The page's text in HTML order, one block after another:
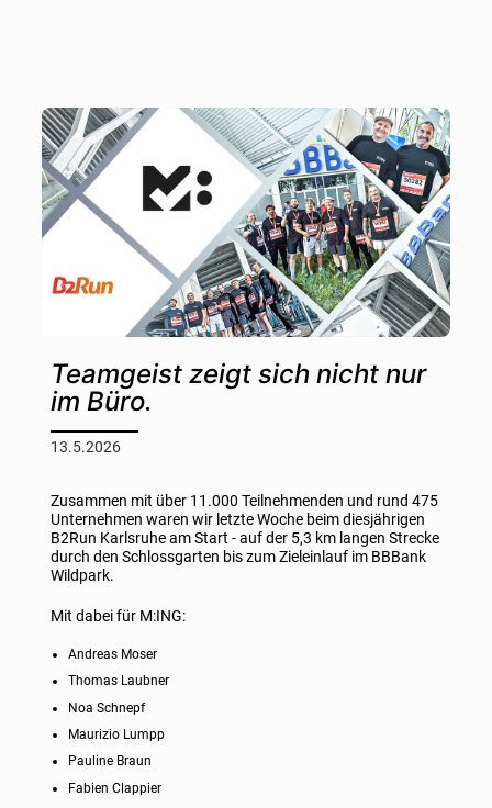
Teamgeist zeigt sich nicht nur
im Büro.
13.5.2026
Zusammen mit über 11.000 Teilnehmenden und rund 475
Unternehmen waren wir letzte Woche beim diesjährigen
B2Run Karlsruhe am Start - auf der 5,3 km langen Strecke
durch den Schlossgarten bis zum Zieleinlauf im BBBank
Wildpark.
Mit dabei für M:ING:
Andreas Moser
Thomas Laubner
Noa Schnepf
Maurizio Lumpp
Pauline Braun
Fabien Clappier